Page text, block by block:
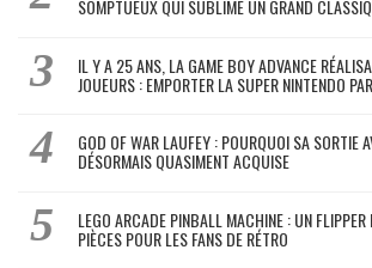
SOMPTUEUX QUI SUBLIME UN GRAND
IL Y A 25 ANS, LA GAME BOY ADVANCE
JOUEURS : EMPORTER LA SUPER NINTENDO
GOD OF WAR LAUFEY : POURQUOI SA SORTIE
DÉSORMAIS QUASIMENT ACQUISE
LEGO ARCADE PINBALL MACHINE : UN
PIÈCES POUR LES FANS DE RÉTRO